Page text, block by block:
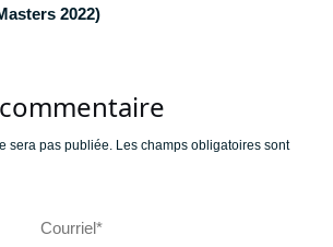
2022)
sera pas publiée. Les champs obligatoires sont